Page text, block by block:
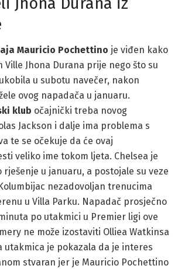
Mauricio Pochettino je viđen kako
Ville Jhona Durana prije nego što su
u subotu navečer, nakon
ovog napadača u januaru.
klub očajnički treba novog
Jackson i dalje ima problema s
te se očekuje da će ovaj
veliko ime tokom ljeta. Chelsea je
u januaru, a postojale su veze
nezadovoljan trenucima
u Villa Parku. Napadač prosječno
po utakmici u Premier ligi ove
ne može izostaviti Olliea Watkinsa
utakmica je pokazala da je interes
stvaran jer je Mauricio Pochettino